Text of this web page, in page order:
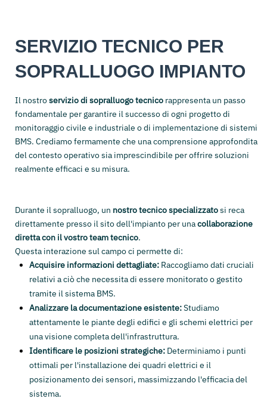
SERVIZIO TECNICO PER
SOPRALLUOGO IMPIANTO
Il nostroservizio di sopralluogo tecnico rappresenta un passo
fondamentale per garantire il successo di ogni progetto di
monitoraggio civile e industriale o di implementazione di sistemi
BMS. Crediamo fermamente che una comprensione approfondita
del contesto operativo sia imprescindibile per offrire soluzioni
realmente efficaci e su misura.
Durante il sopralluogo, un nostro tecnico specializzatosi reca
direttamente presso il sito dell'impianto per unacollaborazione
diretta con il vostro team tecnico.
Questa interazione sul campo ci permette di:
Acquisire informazioni dettagliate: Raccogliamo dati cruciali
relativi a ciò che necessita di essere monitorato o gestito
tramite il sistema BMS.
Analizzare la documentazione esistente:Studiamo
attentamente le piante degli edifici e gli schemi elettrici per
una visione completa dell'infrastruttura.
Identificare le posizioni strategiche: Determiniamo i punti
ottimali per l'installazione dei quadri elettrici e il
posizionamento dei sensori, massimizzando l'efficacia del
sistema.